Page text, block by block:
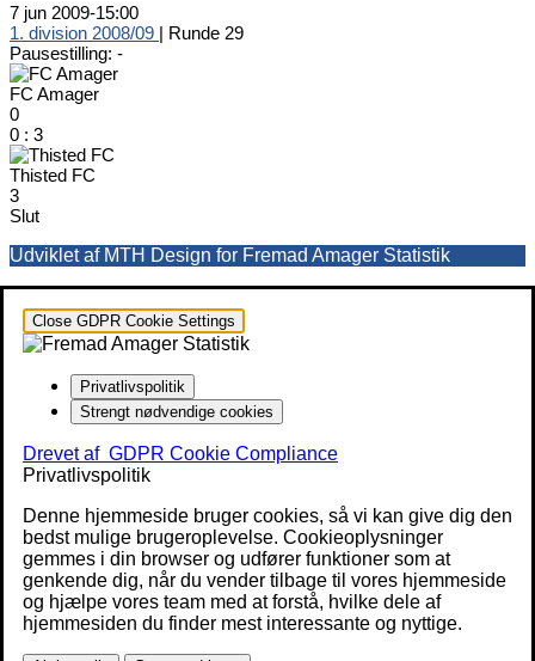
7 jun 2009-15:00
1. division 2008/09 | Runde 29
Pausestilling: -
FC Amager
0
0 : 3
Thisted FC
3
Slut
Udviklet af MTH Design for Fremad Amager Statistik
Close GDPR Cookie Settings
Privatlivspolitik
Strengt nødvendige cookies
Drevet af GDPR Cookie Compliance
Privatlivspolitik
Denne hjemmeside bruger cookies, så vi kan give dig den
bedst mulige brugeroplevelse. Cookieoplysninger
gemmes i din browser og udfører funktioner som at
genkende dig, når du vender tilbage til vores hjemmeside
og hjælpe vores team med at forstå, hvilke dele af
hjemmesiden du finder mest interessante og nyttige.